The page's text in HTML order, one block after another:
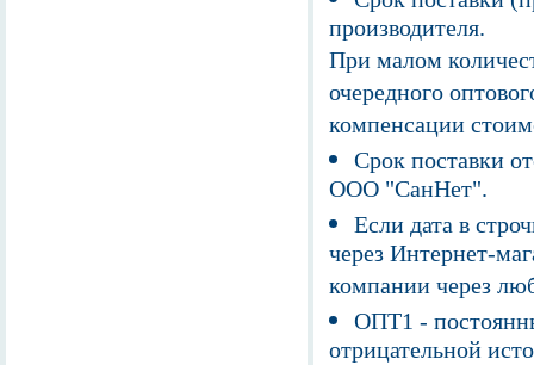
производителя.
При малом
очередного
компенсации
Срок поставки
ООО "СанНет".
Если дата в
через Интернет-
компании через
ОПТ1 -
отрицательной